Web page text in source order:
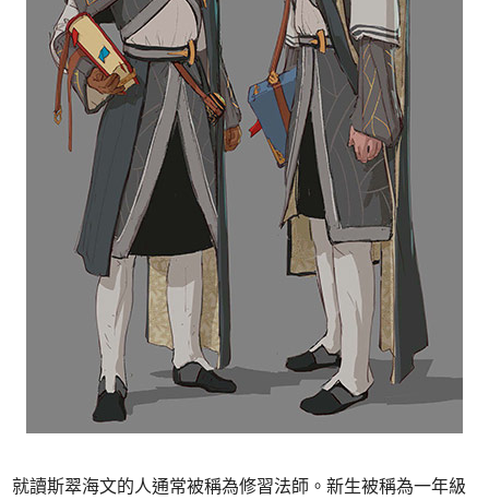
就讀斯翠海文的人通常被稱為修習法師。新生被稱為一年級